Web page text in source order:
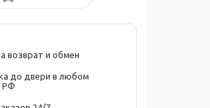
возврат и обмен
до двери в любом
РФ